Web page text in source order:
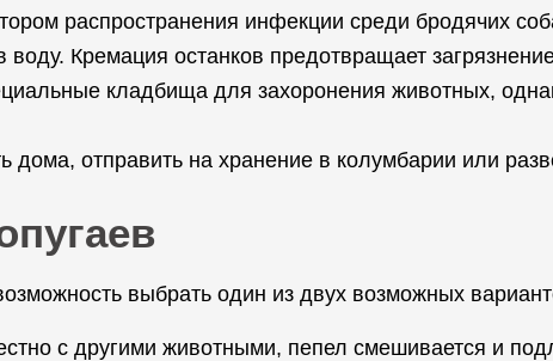
распространения инфекции среди бродячих
воду. Кремация останков предотвращает
кладбища для захоронения животных,
отправить на хранение в колумбарии или
выбрать один из двух возможных
с другими животными, пепел смешивается и